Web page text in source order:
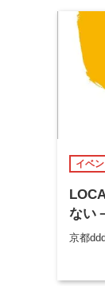
イベン
ない
京都